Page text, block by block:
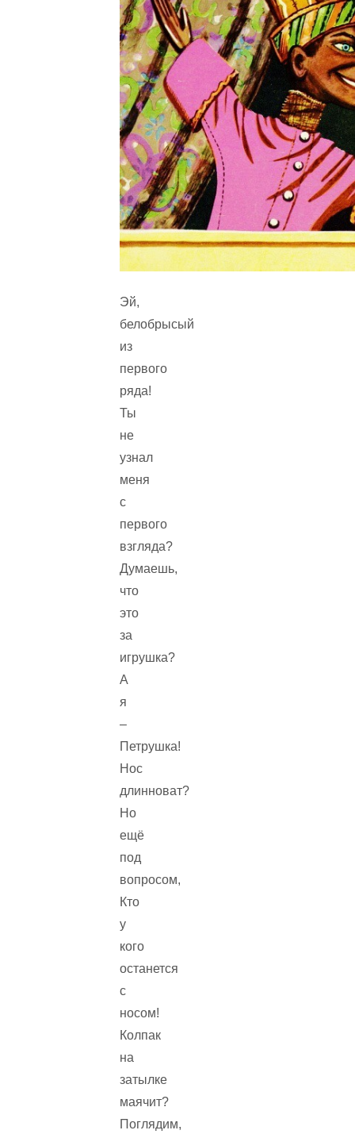
Эй,
белобрысый
из
первого
ряда!
Ты
не
узнал
меня
с
первого
взгляда?
Думаешь,
что
это
за
игрушка?
А
я
–
Петрушка!
Нос
длинноват?
Но
ещё
под
вопросом,
Кто
у
кого
останется
с
носом!
Колпак
на
затылке
маячит?
Поглядим,